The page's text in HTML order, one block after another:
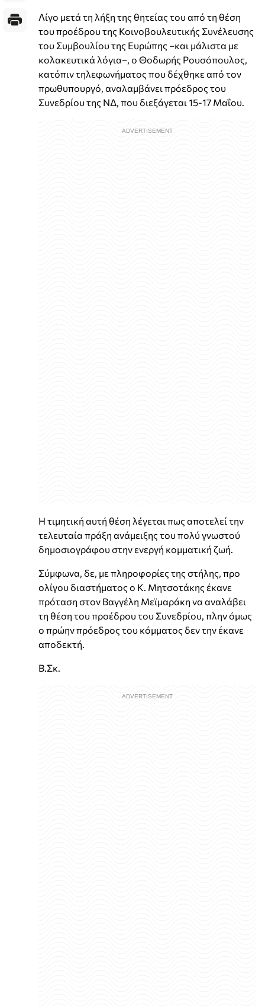
Λίγο μετά τη λήξη της θητείας του από τη θέση
του προέδρου της Κοινοβουλευτικής Συνέλευσης
του Συμβουλίου της Ευρώπης –και μάλιστα με
κολακευτικά λόγια–, ο Θοδωρής Ρουσόπουλος,
κατόπιν τηλεφωνήματος που δέχθηκε από τον
πρωθυπουργό, αναλαμβάνει πρόεδρος του
Συνεδρίου της ΝΔ, που διεξάγεται 15-17 Μαΐου.
Η τιμητική αυτή θέση λέγεται πως αποτελεί την
τελευταία πράξη ανάμειξης του πολύ γνωστού
δημοσιογράφου στην ενεργή κομματική ζωή.
Σύμφωνα, δε, με πληροφορίες της στήλης, προ
ολίγου διαστήματος ο Κ. Μητσοτάκης έκανε
πρόταση στον Βαγγέλη Μεϊμαράκη να αναλάβει
τη θέση του προέδρου του Συνεδρίου, πλην όμως
ο πρώην πρόεδρος του κόμματος δεν την έκανε
αποδεκτή.
Β.Σκ.